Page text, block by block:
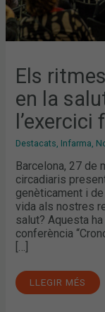
Els
en la
Destacats, Infarma,
Barcelona, 27 de
circadiaris
genèticament i
vida als nostres
salut? Aquesta
conferència
[…]
LLEGIR MÉS